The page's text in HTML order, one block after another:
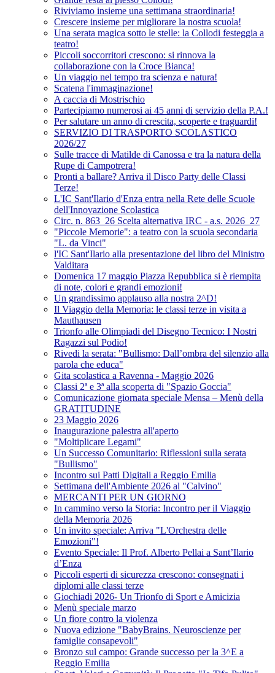
Riviviamo insieme una settimana straordinaria!
Crescere insieme per migliorare la nostra scuola!
Una serata magica sotto le stelle: la Collodi festeggia a
teatro!
Piccoli soccorritori crescono: si rinnova la
collaborazione con la Croce Bianca!
Un viaggio nel tempo tra scienza e natura!
Scatena l'immaginazione!
A caccia di Mostrischio
Partecipiamo numerosi ai 45 anni di servizio della P.A.!
Per salutare un anno di crescita, scoperte e traguardi!
SERVIZIO DI TRASPORTO SCOLASTICO
2026/27
Sulle tracce di Matilde di Canossa e tra la natura della
Rupe di Campotrera!
Pronti a ballare? Arriva il Disco Party delle Classi
Terze!
L'IC Sant'Ilario d'Enza entra nella Rete delle Scuole
dell'Innovazione Scolastica
Circ. n. 863_26 Scelta alternativa IRC - a.s. 2026_27
"Piccole Memorie": a teatro con la scuola secondaria
"L. da Vinci"
l'IC Sant'Ilario alla presentazione del libro del Ministro
Valditara
Domenica 17 maggio Piazza Repubblica si è riempita
di note, colori e grandi emozioni!
Un grandissimo applauso alla nostra 2^D!
Il Viaggio della Memoria: le classi terze in visita a
Mauthausen
Trionfo alle Olimpiadi del Disegno Tecnico: I Nostri
Ragazzi sul Podio!
Rivedi la serata: "Bullismo: Dall’ombra del silenzio alla
parola che educa"
Gita scolastica a Ravenna - Maggio 2026
Classi 2ª e 3ª alla scoperta di "Spazio Goccia"
Comunicazione giornata speciale Mensa – Menù della
GRATITUDINE
23 Maggio 2026
Inaugurazione palestra all'aperto
"Moltiplicare Legami"
Un Successo Comunitario: Riflessioni sulla serata
"Bullismo"
Incontro sui Patti Digitali a Reggio Emilia
Settimana dell'Ambiente 2026 al "Calvino"
MERCANTI PER UN GIORNO
In cammino verso la Storia: Incontro per il Viaggio
della Memoria 2026
Un invito speciale: Arriva "L'Orchestra delle
Emozioni"!
Evento Speciale: Il Prof. Alberto Pellai a Sant’Ilario
d’Enza
Piccoli esperti di sicurezza crescono: consegnati i
diplomi alle classi terze
Giochiadi 2026- Un Trionfo di Sport e Amicizia
Menù speciale marzo
Un fiore contro la violenza
Nuova edizione "BabyBrains. Neuroscienze per
famiglie consapevoli"
Bronzo sul campo: Grande successo per la 3^E a
Reggio Emilia